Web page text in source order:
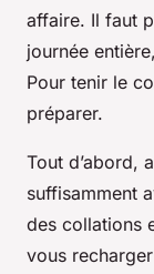
affaire. Il faut
journée
Pour tenir le
préparer.
Tout d’abord,
suffisamment
des collations
vous